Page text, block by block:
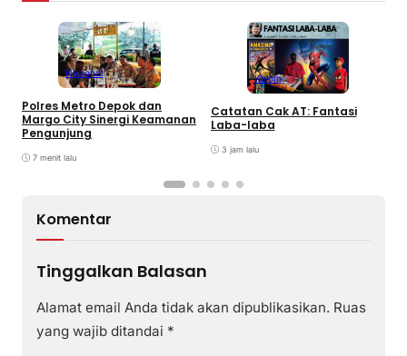
Nasional
Polres Metro Depok dan
Margo City Sinergi Keamanan
Pengunjung
7 menit lalu
Kolom
Catatan Cak AT: Fantasi
Laba-laba
3 jam lalu
Komentar
Tinggalkan Balasan
Alamat email Anda tidak akan dipublikasikan. Ruas
yang wajib ditandai *